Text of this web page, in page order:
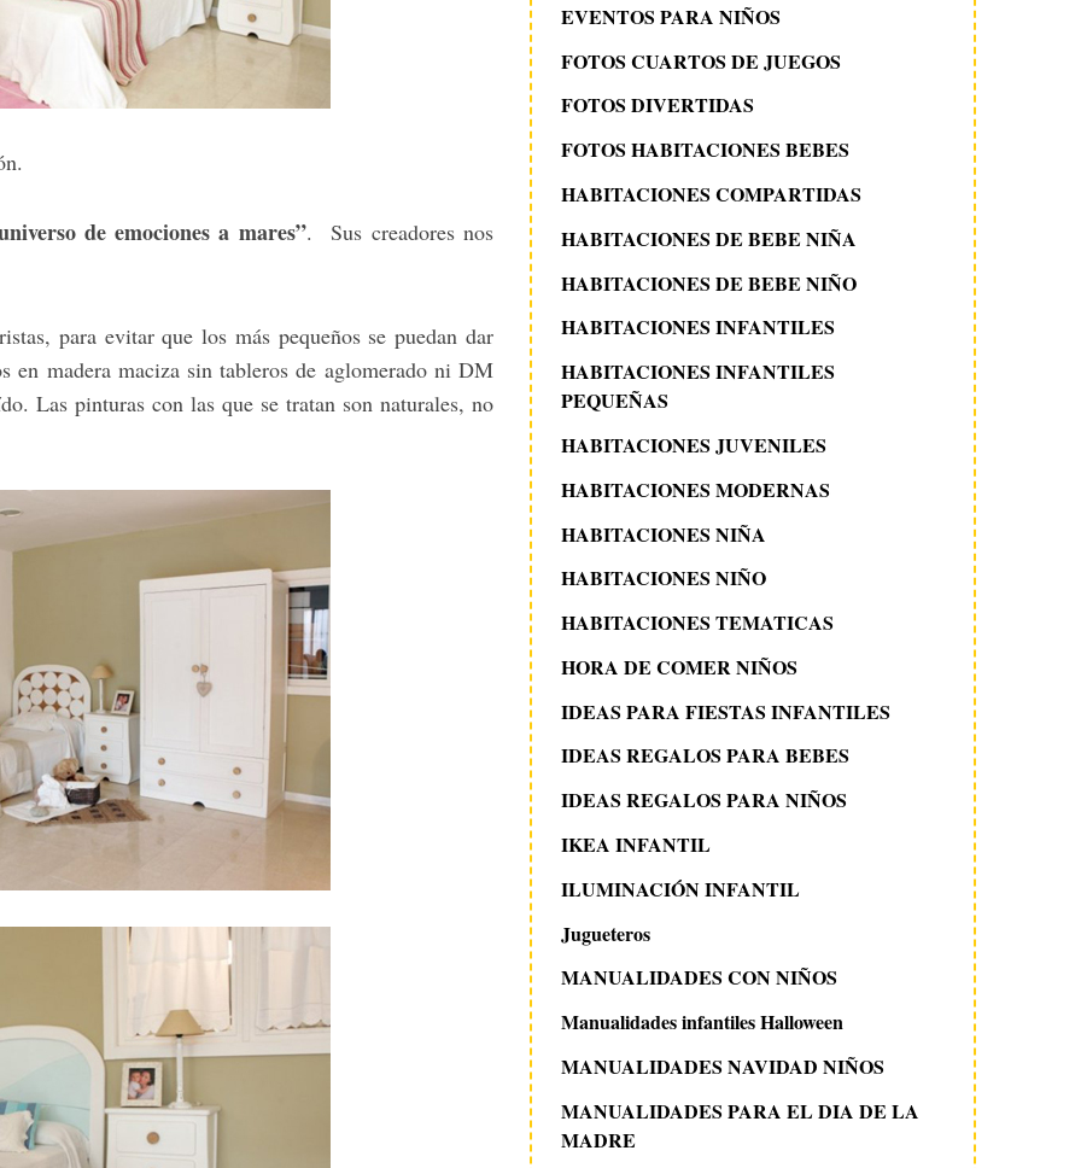
de emociones a mares”. Sus creadores nos
para evitar que los más pequeños se puedan dar
en madera maciza sin tableros de aglomerado ni DM
Las pinturas con las que se tratan son naturales, no
EVENTOS PARA NIÑOS
FOTOS CUARTOS DE JUEGOS
FOTOS DIVERTIDAS
FOTOS HABITACIONES BEBES
HABITACIONES COMPARTIDAS
HABITACIONES DE BEBE NIÑA
HABITACIONES DE BEBE NIÑO
HABITACIONES INFANTILES
HABITACIONES INFANTILES
PEQUEÑAS
HABITACIONES JUVENILES
HABITACIONES MODERNAS
HABITACIONES NIÑA
HABITACIONES NIÑO
HABITACIONES TEMATICAS
HORA DE COMER NIÑOS
IDEAS PARA FIESTAS INFANTILES
IDEAS REGALOS PARA BEBES
IDEAS REGALOS PARA NIÑOS
IKEA INFANTIL
ILUMINACIÓN INFANTIL
Jugueteros
MANUALIDADES CON NIÑOS
Manualidades infantiles Halloween
MANUALIDADES NAVIDAD NIÑOS
MANUALIDADES PARA EL DIA DE LA
MADRE